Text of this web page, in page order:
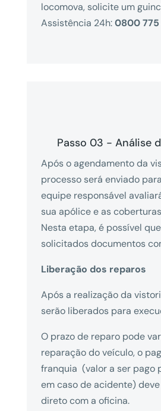
locomova, solicite um
Assistência 24h:0800 775
Passo 03 - Análise
Após o agendamento da
processo será enviado
equipe responsável
sua apólice e as
Nesta etapa, é possível
solicitados documentos
Liberação dos reparos
Após a realização da
serão liberados para
O prazo de reparo pode
reparação do veículo, o
franquia (valor a ser pago
em caso de acidente)
direto com a oficina.